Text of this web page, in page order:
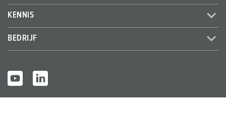
KENNIS
BEDRIJF